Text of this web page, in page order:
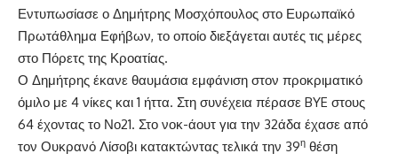
Εντυπωσίασε ο Δημήτρης Μοσχόπουλος στο Ευρωπαϊκό
Πρωτάθλημα Εφήβων, το οποίο διεξάγεται αυτές τις μέρες
στο Πόρετς της Κροατίας.
Ο Δημήτρης έκανε θαυμάσια εμφάνιση στον προκριματικό
όμιλο με 4 νίκες και 1 ήττα. Στη συνέχεια πέρασε BYE στους
64 έχοντας το Νο21. Στο νοκ-άουτ για την 32άδα έχασε από
τον Ουκρανό Λίσοβι κατακτώντας τελικά την 39η θέση